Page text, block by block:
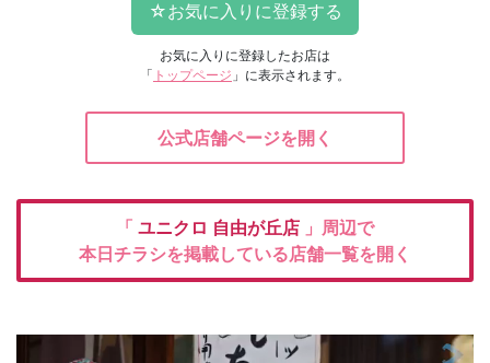
お気に入りに登録したお店は
「 トップページ 」に表示されます。
公式店舗ページを開く
「 ユニクロ 自由が丘店 」周辺で
本日チラシを掲載している店舗一覧を開く